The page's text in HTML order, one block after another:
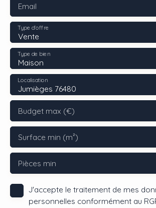
Email
Vente
Type d'offre
Maison
Type de bien
Jumièges 76480
Localisation
Budget max (€)
Surface min (m²)
Pièces min
J'accepte le traitement de mes
personnelles conformément au